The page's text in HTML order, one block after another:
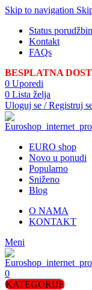
Skip to navigation
Status
Kontakt
FAQs
BESPLATNA
0 Uporedi
0 Lista želja
Uloguj se / Registruj
EURO shop
Novo u ponudi
Popularno
Sniženo
Blog
O NAMA
KONTAKT
Meni
0
KATEGORIJE